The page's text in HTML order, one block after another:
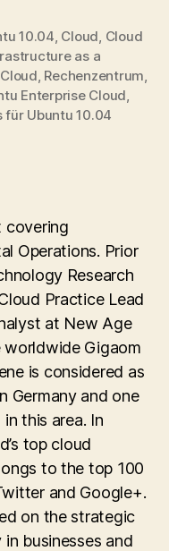
10.04 Cloud Cloud
as a
Rechenzentrum
Enterprise Cloud
für Ubuntu 10.04
covering
Operations. Prior
Research
Practice Lead
at New Age
worldwide Gigaom
is considered as
Germany and one
this area. In
top cloud
to the top 100
and Google+.
on the strategic
businesses and